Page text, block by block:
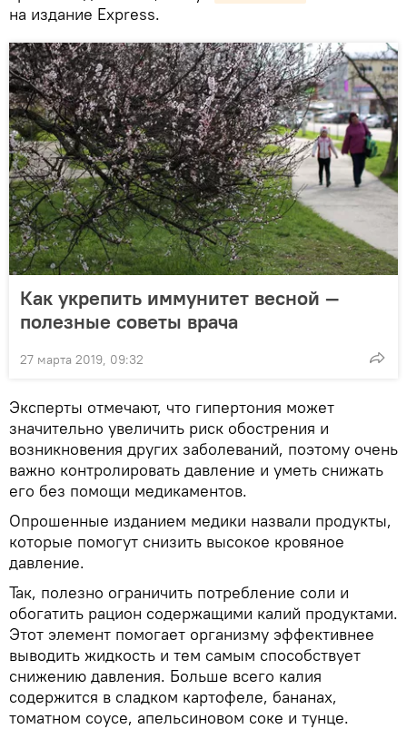
на издание Express.
Как укрепить иммунитет весной —
полезные советы врача
27 марта 2019, 09:32
Эксперты отмечают, что гипертония может
значительно увеличить риск обострения и
возникновения других заболеваний, поэтому очень
важно контролировать давление и уметь снижать
его без помощи медикаментов.
Опрошенные изданием медики назвали продукты,
которые помогут снизить высокое кровяное
давление.
Так, полезно ограничить потребление соли и
обогатить рацион содержащими калий продуктами.
Этот элемент помогает организму эффективнее
выводить жидкость и тем самым способствует
снижению давления. Больше всего калия
содержится в сладком картофеле, бананах,
томатном соусе, апельсиновом соке и тунце.